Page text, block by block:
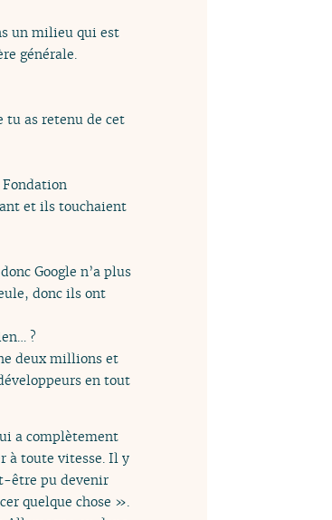
un milieu qui est
générale.
tu as retenu de cet
et ils touchaient
Google n’a plus
donc ils ont
?
deux millions et
en tout
a complètement
à toute vitesse. Il y
être pu devenir
quelque chose ».